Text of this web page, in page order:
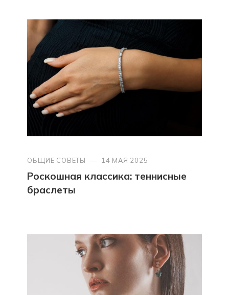
ОБЩИЕ СОВЕТЫ — 14 МАЯ 2025
Роскошная классика: теннисные
браслеты